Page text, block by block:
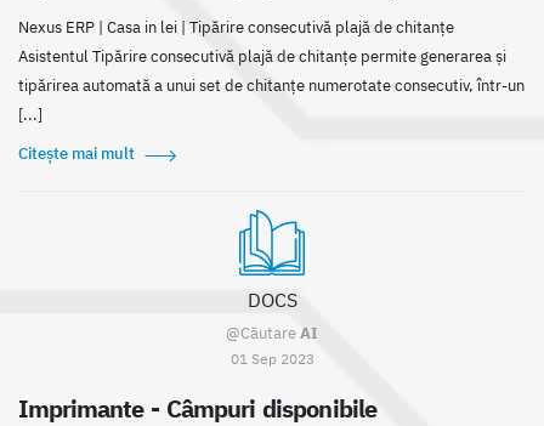
Nexus ERP | Casa in lei | Tipărire consecutivă plajă de chitanțe
Asistentul Tipărire consecutivă plajă de chitanțe permite generarea și
tipărirea automată a unui set de chitanțe numerotate consecutiv, într-un
[...]
Citește mai mult
DOCS
@CăutareAI
01 Sep 2023
Imprimante - Câmpuri disponibile